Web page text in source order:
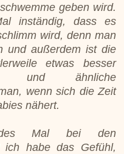
geben wird.
inständig, dass es
wird, denn man
und außerdem ist die
etwas besser
und ähnliche
wenn sich die Zeit
nähert.
Mal bei den
ich habe das Gefühl,